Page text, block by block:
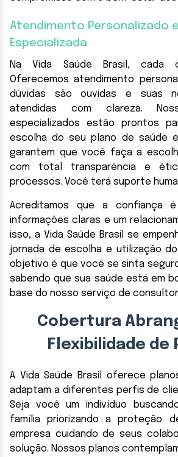
Atendimento Personalizado
Especializada
Na Vida Saúde Brasil, cada
Oferecemos atendimento
dúvidas são ouvidas e suas
atendidas com clareza.
especializados estão prontos
escolha do seu plano de saúde
garantem que você faça a
com total transparência e
processos. Você terá suporte
Acreditamos que a confiança
informações claras e um
isso, a Vida Saúde Brasil se
jornada de escolha e utilização
objetivo é que você se sinta
sabendo que sua saúde está em
base do nosso serviço de
Cobertura
Flexibilidade de
A Vida Saúde Brasil oferece
adaptam a diferentes perfis de
Seja você um indivíduo
família priorizando a proteção
empresa cuidando de seus
solução. Nossos planos